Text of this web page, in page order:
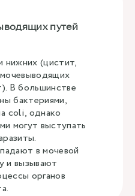
путей
(цистит,
В большинстве
бактериями,
coli, однако
могут выступать
в мочевой
и вызывают
органов